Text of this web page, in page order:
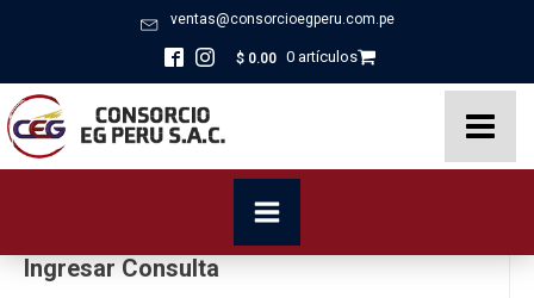
ventas@consorcioegperu.com.pe
$ 0.00 0 artículos
Ingresar Consulta